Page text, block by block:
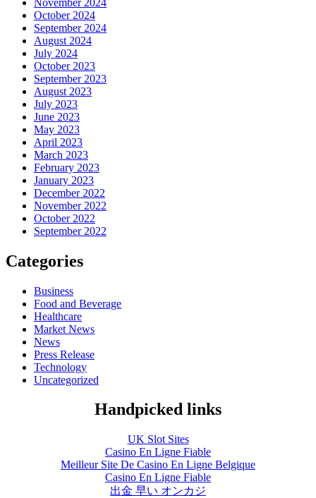
October 2024
September 2024
August 2024
July 2024
October 2023
September 2023
August 2023
July 2023
June 2023
May 2023
April 2023
March 2023
February 2023
January 2023
December 2022
November 2022
October 2022
September 2022
Categories
Business
Food and Beverage
Healthcare
Market News
News
Press Release
Technology
Uncategorized
Handpicked links
UK Slot Sites
Casino En Ligne Fiable
Meilleur Site De Casino En Ligne Belgique
Casino En Ligne Fiable
出金 早い オンカジ